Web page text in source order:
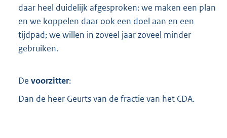
daar heel duidelijk afgesproken: we maken een plan
en we koppelen daar ook een doel aan en een
tijdpad; we willen in zoveel jaar zoveel minder
gebruiken.
De voorzitter:
Dan de heer Geurts van de fractie van het CDA.